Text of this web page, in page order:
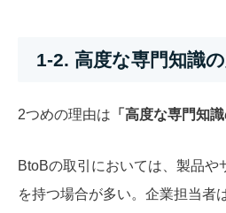
1-2. 高度な専門知識
2つめの理由は 「高度な専門知
BtoBの取引においては、製品や
を持つ場合が多い。企業担当者